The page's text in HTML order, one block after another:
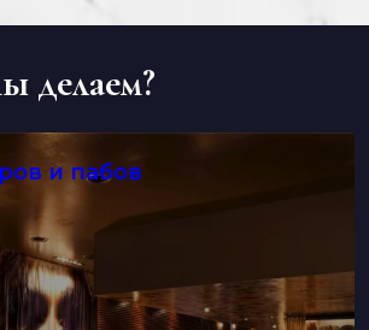
делаем?
и пабов